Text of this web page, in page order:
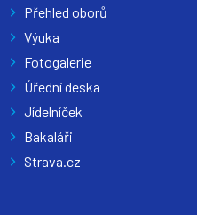
Přehled oborů
Výuka
Fotogalerie
Úřední deska
Jídelníček
Bakaláři
Strava.cz